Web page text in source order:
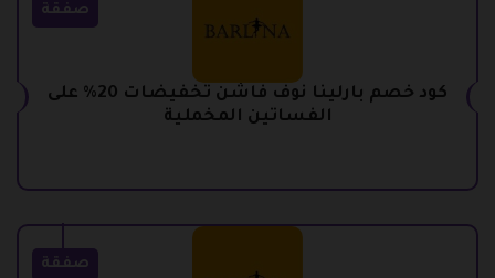
صفقة
كود خصم بارلينا نوف فاشن تخفيضات 20% على
الفساتين المخملية
صفقة